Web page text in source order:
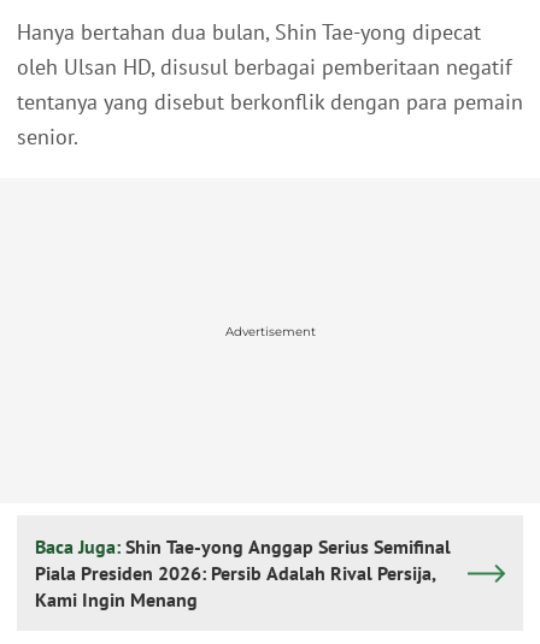
Hanya bertahan dua bulan, Shin Tae-yong dipecat
oleh Ulsan HD, disusul berbagai pemberitaan negatif
tentanya yang disebut berkonflik dengan para pemain
senior.
Advertisement
Baca Juga: Shin Tae-yong Anggap Serius Semifinal
Piala Presiden 2026: Persib Adalah Rival Persija,
Kami Ingin Menang